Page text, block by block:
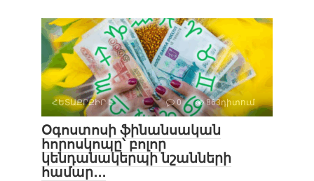
ՀԵՏԱՔՐՔԻՐ Է 0 863դիտում
Օգոստոսի ֆինանսական
հորոսկոպը՝ բոլոր
կենդանակերպի նշանների
համար․․․